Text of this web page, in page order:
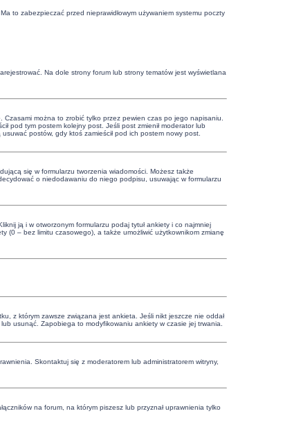
to zabezpieczać przed nieprawidłowym używaniem systemu poczty
Na dole strony forum lub strony tematów jest wyświetlana
można to zrobić tylko przez pewien czas po jego napisaniu.
pod tym postem kolejny post. Jeśli post zmienił moderator lub
postów, gdy ktoś zamieścił pod ich postem nowy post.
się w formularzu tworzenia wiadomości. Możesz także
o niedodawaniu do niego podpisu, usuwając w formularzu
ją i w otworzonym formularzu podaj tytuł ankiety i co najmniej
(0 – bez limitu czasowego), a także umożliwić użytkownikom zmianę
z którym zawsze związana jest ankieta. Jeśli nikt jeszcze nie oddał
usunąć. Zapobiega to modyfikowaniu ankiety w czasie jej trwania.
Skontaktuj się z moderatorem lub administratorem witryny,
na forum, na którym piszesz lub przyznał uprawnienia tylko